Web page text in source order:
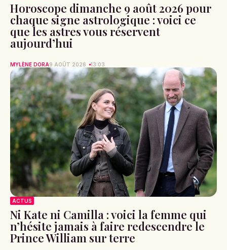
Horoscope dimanche 9 août 2026 pour
chaque signe astrologique : voici ce
que les astres vous réservent
aujourd’hui
MYLÈNE DORA9 AOÛT 2026 13:03
ACTUS
Ni Kate ni Camilla : voici la femme qui
n’hésite jamais à faire redescendre le
Prince William sur terre